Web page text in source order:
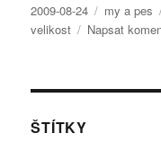
Publikováno:
2009-08-24 Rubriky:
my a pes
velikost
Napsat
ŠTÍTKY